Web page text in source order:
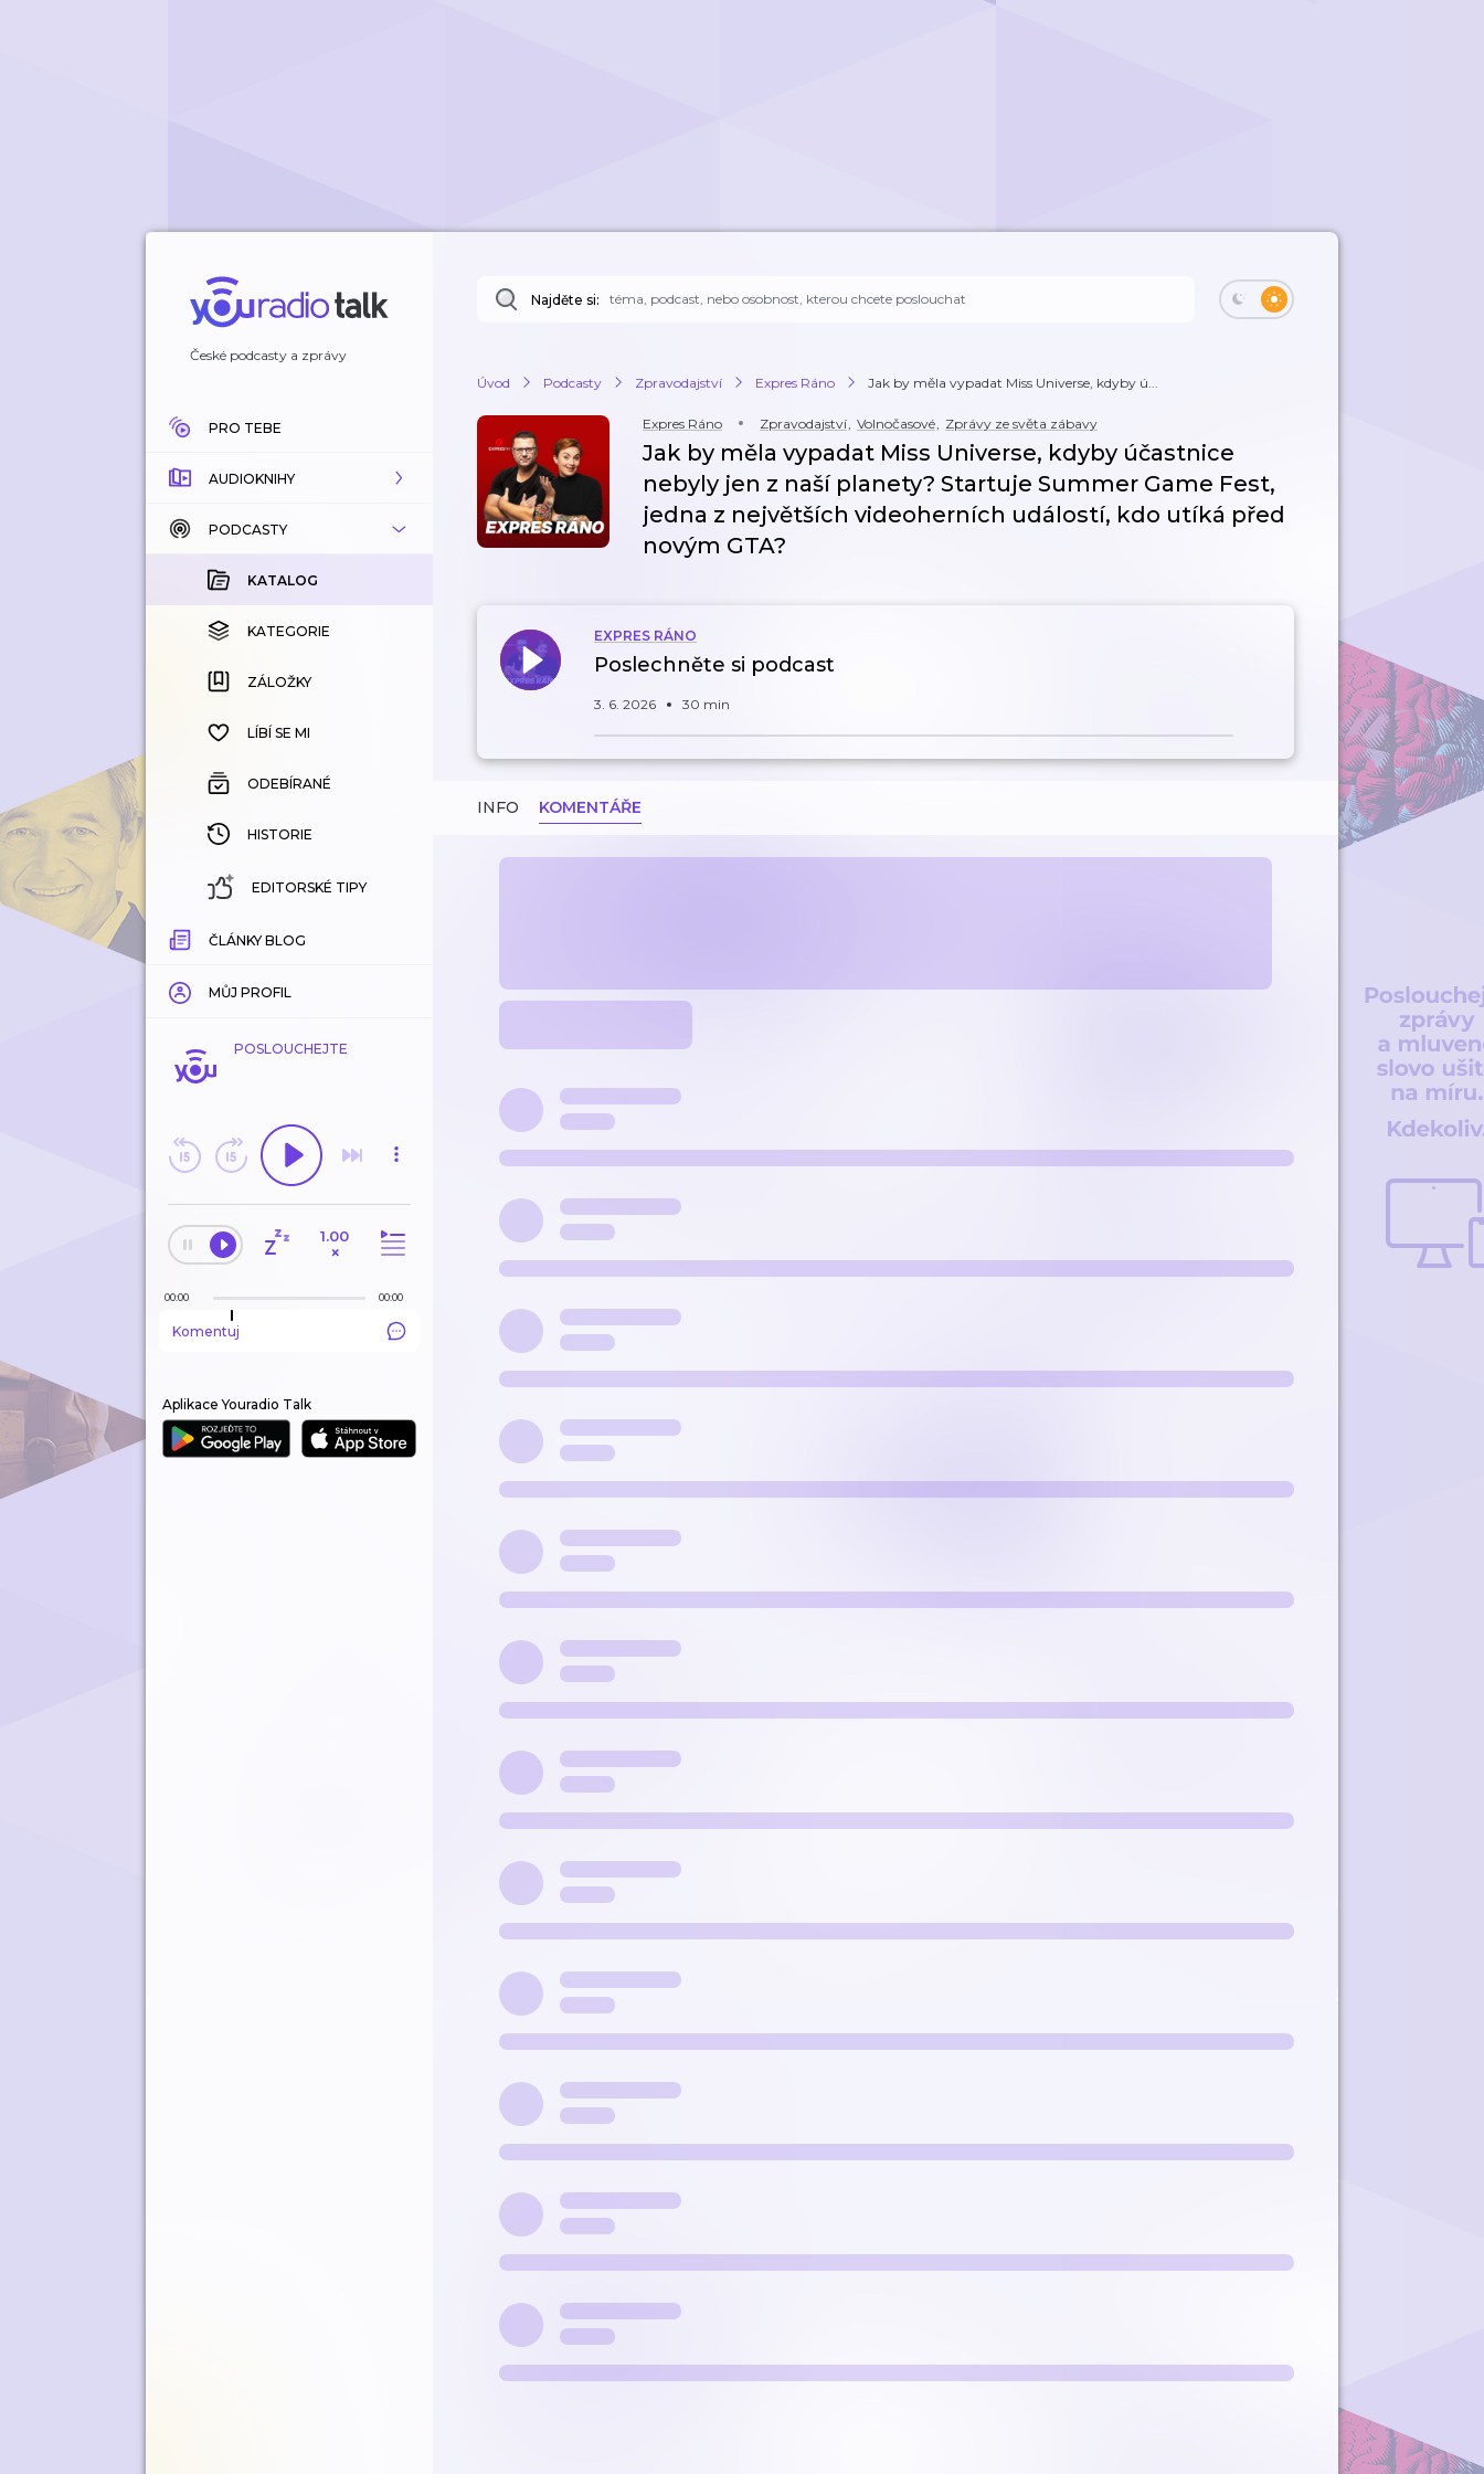
České podcasty a zprávy
PRO TEBE
AUDIOKNIHY
KATALOG
KOUPENÉ
KATEGORIE
ZÁLOŽKY
HISTORIE
PODCASTY
KATALOG
KATEGORIE
ZÁLOŽKY
LÍBÍ SE MI
ODEBÍRANÉ
HISTORIE
EDITORSKÉ TIPY
ČLÁNKY BLOG
MŮJ PROFIL
POSLOUCHEJTE
1.00
×
00:00 00:00
Komentuj
Aplikace Youradio Talk
Najděte si:
Úvod Podcasty Zpravodajství Expres Ráno Jak by měla vypadat Miss Universe, kdyby ú...
Expres Ráno Zpravodajství, Volnočasové, Zprávy ze světa zábavy
Jak by měla vypadat Miss Universe, kdyby účastnice
nebyly jen z naší planety? Startuje Summer Game Fest,
jedna z největších videoherních událostí, kdo utíká před
novým GTA?
EXPRES RÁNO
Poslechněte si podcast
3. 6. 2026 30 min
INFO KOMENTÁŘE